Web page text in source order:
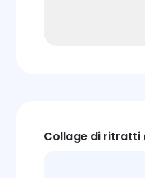
Collage di ritratti